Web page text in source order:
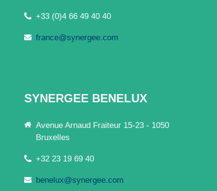
+33 (0)4 66 49 40 40
france@synergee.com
SYNERGEE BENELUX
Avenue Arnaud Fraiteur 15-23 - 1050
Bruxelles
+32 23 19 69 40
benelux@synergee.com